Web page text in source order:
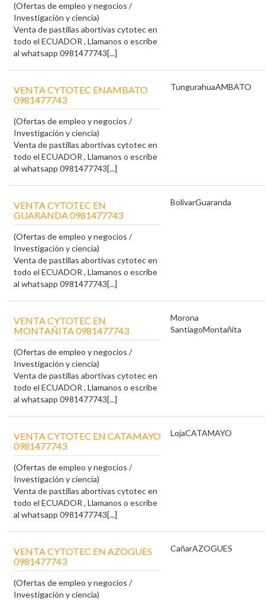
(Ofertas de empleo y negocios /
Investigación y ciencia)
Venta de pastillas abortivas cytotec en
todo el ECUADOR , Llamanos o escribe
al whatsapp 0981477743[...]
VENTA CYTOTEC ENAMBATO
0981477743
(Ofertas de empleo y negocios /
Investigación y ciencia)
Venta de pastillas abortivas cytotec en
todo el ECUADOR , Llamanos o escribe
al whatsapp 0981477743[...]
TungurahuaAMBATO
VENTA CYTOTEC EN
GUARANDA 0981477743
(Ofertas de empleo y negocios /
Investigación y ciencia)
Venta de pastillas abortivas cytotec en
todo el ECUADOR , Llamanos o escribe
al whatsapp 0981477743[...]
BolívarGuaranda
VENTA CYTOTEC EN
MONTAÑITA 0981477743
(Ofertas de empleo y negocios /
Investigación y ciencia)
Venta de pastillas abortivas cytotec en
todo el ECUADOR , Llamanos o escribe
al whatsapp 0981477743[...]
Morona
SantiagoMontañita
VENTA CYTOTEC EN CATAMAYO
0981477743
(Ofertas de empleo y negocios /
Investigación y ciencia)
Venta de pastillas abortivas cytotec en
todo el ECUADOR , Llamanos o escribe
al whatsapp 0981477743[...]
LojaCATAMAYO
VENTA CYTOTEC EN AZOGUES
0981477743
(Ofertas de empleo y negocios /
Investigación y ciencia)
CañarAZOGUES